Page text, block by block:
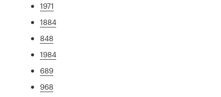
1971
1884
848
1984
689
968